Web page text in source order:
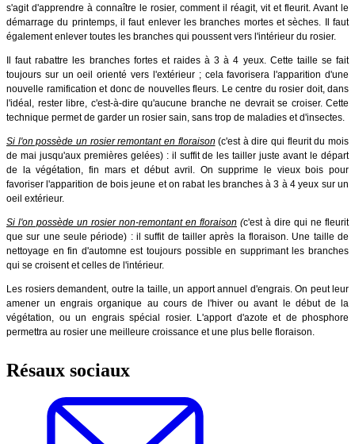
s'agit d'apprendre à connaître le rosier, comment il réagit, vit et fleurit. Avant le
démarrage du printemps, il faut enlever les branches mortes et sèches. Il faut
également enlever toutes les branches qui poussent vers l'intérieur du rosier.
Il faut rabattre les branches fortes et raides à 3 à 4 yeux. Cette taille se fait
toujours sur un oeil orienté vers l'extérieur ; cela favorisera l'apparition d'une
nouvelle ramification et donc de nouvelles fleurs. Le centre du rosier doit, dans
l'idéal, rester libre, c'est-à-dire qu'aucune branche ne devrait se croiser. Cette
technique permet de garder un rosier sain, sans trop de maladies et d'insectes.
Si l'on possède un rosier remontant en floraison (c'est à dire qui fleurit du mois
de mai jusqu'aux premières gelées) : il suffit de les tailler juste avant le départ
de la végétation, fin mars et début avril. On supprime le vieux bois pour
favoriser l'apparition de bois jeune et on rabat les branches à 3 à 4 yeux sur un
oeil extérieur.
Si l'on possède un rosier non-remontant en floraison (c'est à dire qui ne fleurit
que sur une seule période) : il suffit de tailler après la floraison. Une taille de
nettoyage en fin d'automne est toujours possible en supprimant les branches
qui se croisent et celles de l'intérieur.
Les rosiers demandent, outre la taille, un apport annuel d'engrais. On peut leur
amener un engrais organique au cours de l'hiver ou avant le début de la
végétation, ou un engrais spécial rosier. L'apport d'azote et de phosphore
permettra au rosier une meilleure croissance et une plus belle floraison.
Résaux sociaux